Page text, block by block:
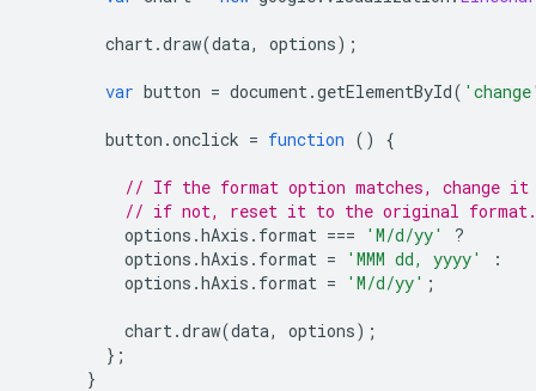
chart.draw(data, options);
var button = document.getElementById(
button .onclick = function () {
// If the format option matches, change it
// if not, reset it to the original format.
options .hAxis . format === 'M/d/yy'
?
options .hAxis . format = 'MMM dd, yyyy'
:
options .hAxis . format = 'M/d/yy' ;
chart.draw(data, options);
};
}